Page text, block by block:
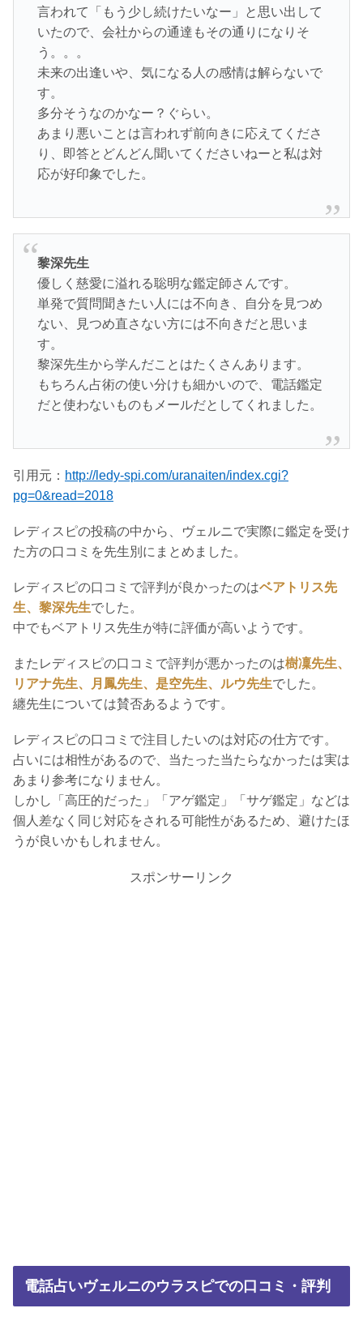
言われて「もう少し続けたいなー」と思い出して
いたので、会社からの通達もその通りになりそ
う。。。
未来の出逢いや、気になる人の感情は解らないで
す。
多分そうなのかなー？ぐらい。
あまり悪いことは言われず前向きに応えてくださ
り、即答とどんどん聞いてくださいねーと私は対
応が好印象でした。
黎深先生
優しく慈愛に溢れる聡明な鑑定師さんです。
単発で質問聞きたい人には不向き、自分を見つめ
ない、見つめ直さない方には不向きだと思いま
す。
黎深先生から学んだことはたくさんあります。
もちろん占術の使い分けも細かいので、電話鑑定
だと使わないものもメールだとしてくれました。
引用元： http://ledy-spi.com/uranaiten/index.cgi?
pg=0&read=2018
レディスピの投稿の中から、ヴェルニで実際に鑑定を受け
た方の口コミを先生別にまとめました。
レディスピの口コミで評判が良かったのはベアトリス先
生、黎深先生でした。
中でもベアトリス先生が特に評価が高いようです。
またレディスピの口コミで評判が悪かったのは樹凜先生、
リアナ先生、月鳳先生、是空先生、ルウ先生でした。
纏先生については賛否あるようです。
レディスピの口コミで注目したいのは対応の仕方です。
占いには相性があるので、当たった当たらなかったは実は
あまり参考になりません。
しかし「高圧的だった」「アゲ鑑定」「サゲ鑑定」などは
個人差なく同じ対応をされる可能性があるため、避けたほ
うが良いかもしれません。
スポンサーリンク
電話占いヴェルニのウラスピでの口コミ・評判